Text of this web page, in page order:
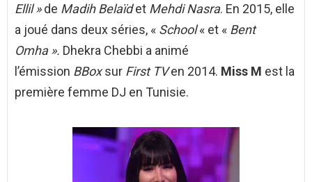
Ellil »de Madih Belaïdet Mehdi Nasra. En 2015, elle
a joué dans deux séries, « School« et « Bent
Omha ». Dhekra Chebbi a animé
l’émission BBoxsur First TVen 2014. Miss M est la
première femme DJ en Tunisie.